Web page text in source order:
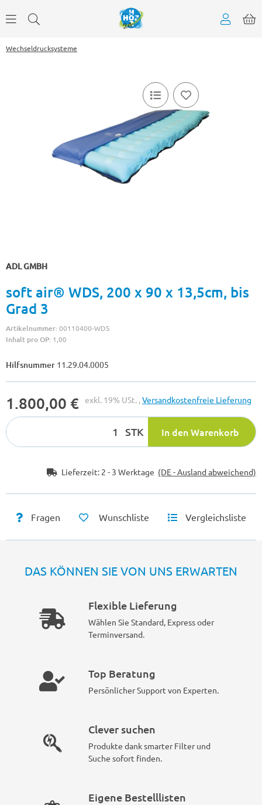
Wechseldrucksysteme
ADL GMBH
soft air® WDS, 200 x 90 x 13,5cm, bis
Grad 3
Artikelnummer:00110400-WDS
Inhalt pro OP: 1,00
Hilfsnummer 11.29.04.0005
1.800,00 € exkl. 19% USt. ,Versandkostenfreie Lieferung
STK In den Warenkorb
Lieferzeit: 2 - 3 Werktage (DE - Ausland abweichend)
Fragen Wunschliste Vergleichsliste
DAS KÖNNEN SIE VON UNS ERWARTEN
Flexible Lieferung
Wählen Sie Standard, Express oder
Terminversand.
Top Beratung
Persönlicher Support von Experten.
Clever suchen
Produkte dank smarter Filter und
Suche sofort finden.
Eigene Bestelllisten